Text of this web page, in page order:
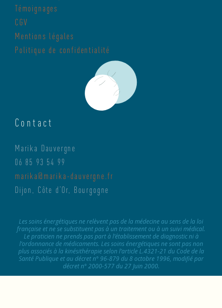
Témoignages
CGV
Mentions légales
Politique de confidentialité
Contact
Marika Dauvergne
06 85 93 54 99
marika@marika-dauvergne.fr
Dijon, Côte d’Or, Bourgogne
Les soins énergétiques ne relèvent pas de la médecine au sens de la loi
française et ne se substituent pas à un traitement ou à un suivi médical.
Le praticien ne prends pas part à l’établissement de diagnostic ni à
l’ordonnance de médicaments. Les soins énergétiques ne sont pas non
plus associés à la kinésithérapie selon l’article L.4321-21 du Code de la
Santé Publique et au décret n° 96-879 du 8 octobre 1996, modifié par
décret n° 2000-577 du 27 Juin 2000.